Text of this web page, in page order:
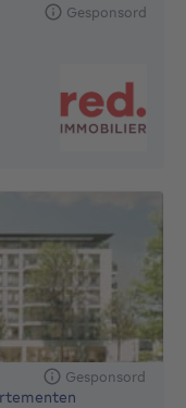
Gesponsord
Gesponsord